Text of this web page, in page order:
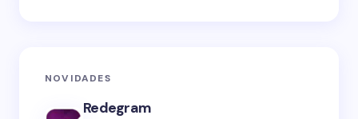
NOVIDADES
Redegram